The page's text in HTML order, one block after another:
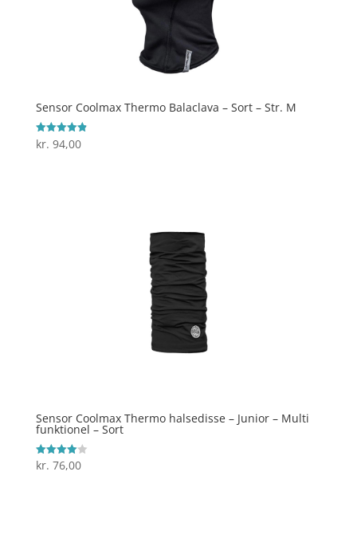
Sensor Coolmax Thermo Balaclava – Sort – Str. M
Vurderet
4.9
kr. 94,00
Sensor Coolmax Thermo halsedisse – Junior – Multi
funktionel – Sort
Vurderet
4
kr. 76,00